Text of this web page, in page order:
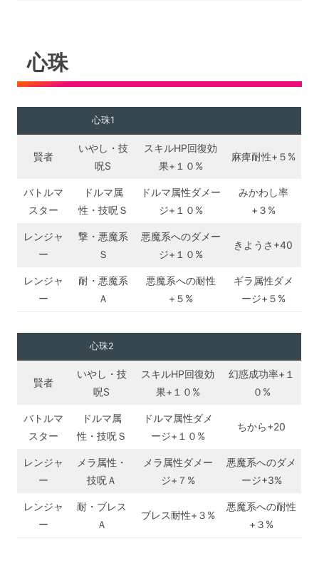
心珠
心珠1
賢者
いやし・技
呪S
スキルHP回復効
果+１０%
麻痺耐性+５%
バトルマ
スター
ドルマ属
性・技呪Ｓ
ドルマ属性ダメー
ジ+１０%
みかわし率
+３%
レンジャ
ー
撃・悪魔系
Ｓ
悪魔系へのダメー
ジ+１０%
きようさ+40
レンジャ
ー
耐・悪魔系
Ａ
悪魔系への耐性
+５%
ギラ属性ダメ
ージ+５%
心珠2
賢者
いやし・技
呪S
スキルHP回復効
果+１０%
幻惑成功率+１
０%
バトルマ
スター
ドルマ属
性・技呪Ｓ
ドルマ属性ダメ
ージ+１０%
ちから+20
レンジャ
ー
メラ属性・
技呪Ａ
メラ属性ダメー
ジ+７%
悪魔系へのダメ
ージ+3%
レンジャ
ー
耐・ブレス
Ａ
ブレス耐性+３%
悪魔系への耐性
+３%